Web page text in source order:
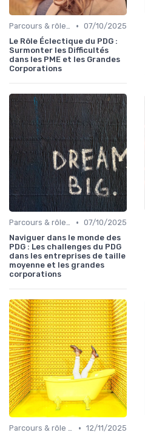
Parcours & rôle du CEO • 07/10/2025
Le Rôle Éclectique du PDG :
Surmonter les Difficultés
dans les PME et les Grandes
Corporations
Parcours & rôle du CEO • 07/10/2025
Naviguer dans le monde des
PDG : Les challenges du PDG
dans les entreprises de taille
moyenne et les grandes
corporations
Parcours & rôle du CEO • 12/11/2025